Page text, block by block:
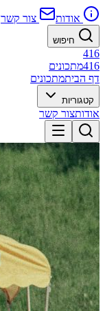
אודות צור קשר
חיפוש
416
416מתכונים
דף הביתמתכונים
קטגוריות
אודותצור קשר